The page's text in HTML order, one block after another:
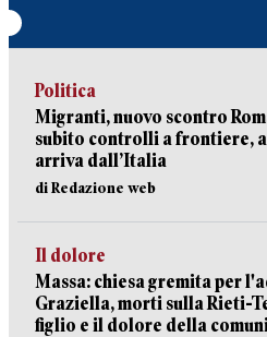
Politica
Migranti, nuovo scontro
subito controlli a frontiere,
arriva dall’Italia
di Redazione web
Il dolore
Massa: chiesa gremita per
Graziella, morti sulla Rieti-
figlio e il dolore della